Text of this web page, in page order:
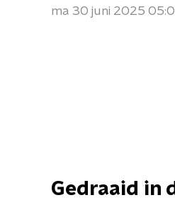
ma 30 juni 2025
Gedraaid in